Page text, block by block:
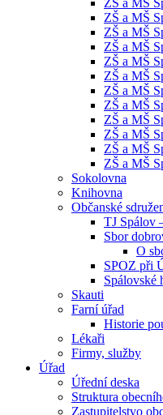
ZŠ a MŠ
ZŠ a MŠ
ZŠ a MŠ
ZŠ a MŠ
ZŠ a MŠ
ZŠ a MŠ
ZŠ a MŠ
ZŠ a MŠ
ZŠ a MŠ
ZŠ a MŠ
ZŠ a MŠ
ZŠ a MŠ
Sokolovna
Knihovna
Občanské
TJ Spálov
Sbor
O
SPOZ při
Spálovské
Skauti
Farní úřad
Historie
Lékaři
Firmy, služby
Úřad
Úřední deska
Struktura
Zastupitelstvo